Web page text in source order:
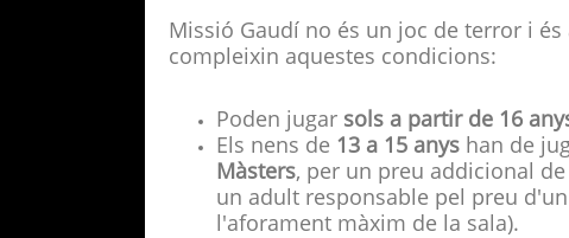
Missió Gaudí no és un joc de terror i
compleixin aquestes condicions:
Poden jugar sols a partir de 16
Els nens de 13 a 15 anys han de
Màsters, per un preu addicional de
un adult responsable pel preu
l'aforament màxim de la sala).